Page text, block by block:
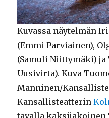
Kuvassa näytelmän
(Emmi Parviainen),
(Samuli Niittymäki) ja
Uusivirta). Kuva
Manninen/
Kansallisteatterin
tavalla kaksijakoinen